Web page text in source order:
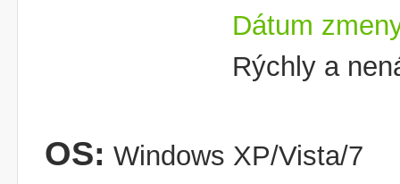
Dátum
Rýchly a
OS: Windows XP/Vista/7